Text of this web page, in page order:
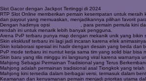
Slot Gacor dengan Jackpot Tertinggi di 2024
RTP Slot Online memberikan pemain kesempatan untuk
dan payout yang memuaskan, menjadikannya pilihan favorit
Dengan hadirnya opsi
, para pemain pemula kini
rendah ini untuk menarik lebih banyak pengguna.
Arena PvP terbaru punya map dengan mekanik unik yang
Skin eksklusif terbaru ini lagi jadi incaran karena efek
Skin kolaborasi spesial ini hadir dengan desain yang beda dari
PvP mode terbaru ini nuntut kerja sama tim yang solid biar bisa
Skin baru yang rilis minggu ini langsung viral karena warnanya
Mahjong Sebagai Permainan Tradisional yang Terus
Mahjong adalah permainan tradisional asal Tiongkok yang
Mahjong kini tersedia dalam berbagai versi, termasuk dalam
Keamanan dan kenyamanan pemain menjadi prioritas utama